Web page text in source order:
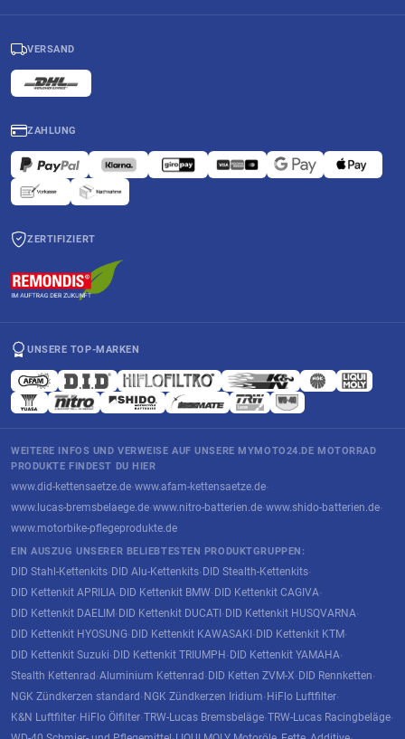
VERSAND
ZAHLUNG
ZERTIFIZIERT
UNSERE TOP-MARKEN
WEITERE INFOS UND VERWEISE AUF UNSERE MYMOTO24.DE MOTORRAD
PRODUKTE FINDEST DU HIER
www.did-kettensaetze.de·www.afam-kettensaetze.de·
www.lucas-bremsbelaege.de·www.nitro-batterien.de·www.shido-batterien.de·
www.motorbike-pflegeprodukte.de
EIN AUSZUG UNSERER BELIEBTESTEN PRODUKTGRUPPEN:
DID Stahl-Kettenkits· DID Alu-Kettenkits· DID Stealth-Kettenkits·
DID Kettenkit APRILIA· DID Kettenkit BMW· DID Kettenkit CAGIVA·
DID Kettenkit DAELIM· DID Kettenkit DUCATI· DID Kettenkit HUSQVARNA·
DID Kettenkit HYOSUNG· DID Kettenkit KAWASAKI· DID Kettenkit KTM·
DID Kettenkit Suzuki· DID Kettenkit TRIUMPH· DID Kettenkit YAMAHA·
Stealth Kettenrad·Aluminium Kettenrad· DID Ketten ZVM-X· DID Rennketten·
NGK Zündkerzen standard· NGK Zündkerzen Iridium· HiFlo Luftfilter·
K&N Luftfilter· HiFlo Ölfilter·TRW-Lucas Bremsbeläge·TRW-Lucas Racingbeläge·